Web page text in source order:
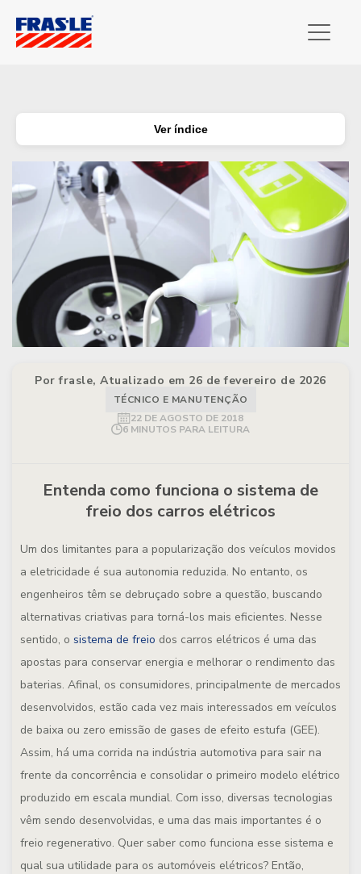
Ver índice
Por frasle, Atualizado em 26 de fevereiro de 2026
TÉCNICO E MANUTENÇÃO
22 DE AGOSTO DE 2018
6 MINUTOS PARA LEITURA
Entenda como funciona o sistema de
freio dos carros elétricos
Um dos limitantes para a popularização dos veículos movidos
a eletricidade é sua autonomia reduzida. No entanto, os
engenheiros têm se debruçado sobre a questão, buscando
alternativas criativas para torná-los mais eficientes. Nesse
sentido, o sistema de freio dos carros elétricos é uma das
apostas para conservar energia e melhorar o rendimento das
baterias. Afinal, os consumidores, principalmente de mercados
desenvolvidos, estão cada vez mais interessados em veículos
de baixa ou zero emissão de gases de efeito estufa (GEE).
Assim, há uma corrida na indústria automotiva para sair na
frente da concorrência e consolidar o primeiro modelo elétrico
produzido em escala mundial. Com isso, diversas tecnologias
vêm sendo desenvolvidas, e uma das mais importantes é o
freio regenerativo. Quer saber como funciona esse sistema e
qual sua utilidade para os automóveis elétricos? Então,